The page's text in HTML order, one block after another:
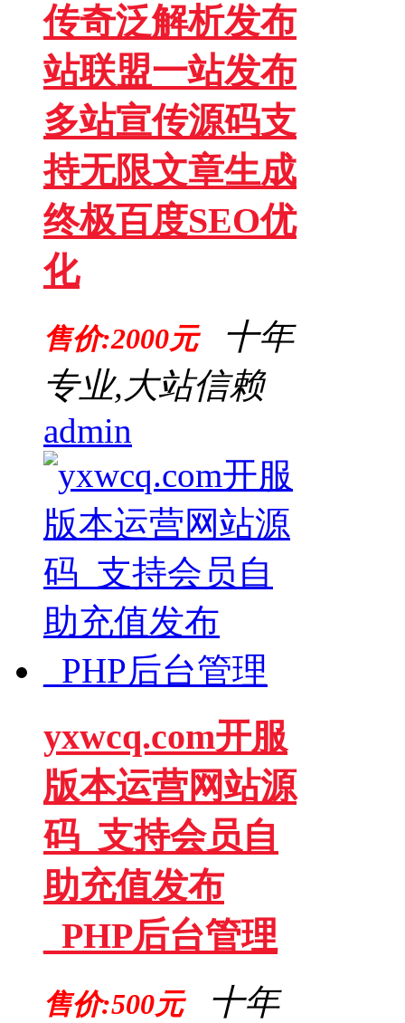
传奇泛解析发布
站联盟一站发布
多站宣传源码支
持无限文章生成
终极百度SEO优
化
售价:2000元
十年
专业,大站信赖
admin
yxwcq.com开服
版本运营网站源
码_支持会员自
助充值发布
_PHP后台管理
售价:500元
十年